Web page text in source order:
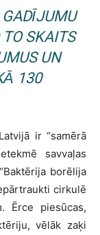
SKAITS
UN
130
ir “samērā
savvaļas
borēlija
cirkulē
Ērce piesūcas,
vēlāk zaķi